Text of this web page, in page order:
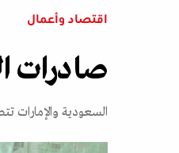
اقتصاد وأعمال
صادرات
السعودية والإمارات